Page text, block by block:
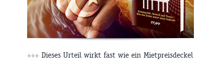
+++ Dieses Urteil wirkt fast wie ein Mietpreisdeckel